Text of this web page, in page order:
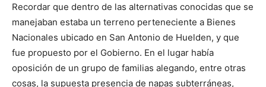
Recordar que dentro de las alternativas conocidas que se
manejaban estaba un terreno perteneciente a Bienes
Nacionales ubicado en San Antonio de Huelden, y que
fue propuesto por el Gobierno. En el lugar había
oposición de un grupo de familias alegando, entre otras
cosas, la supuesta presencia de napas subterráneas,